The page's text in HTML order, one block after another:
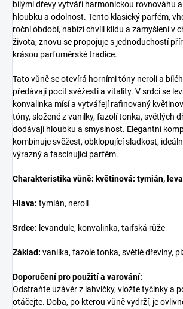
bílými dřevy vytváří harmonickou rovnováhu
hloubku a odolnost. Tento klasický parfém,
roční období, nabízí chvíli klidu a zamyšlení v
života, znovu se propojuje s jednoduchostí
krásou parfumérské tradice.
Tato vůně se otevírá horními tóny neroli a
předávají pocit svěžesti a vitality. V srdci se
konvalinka mísí a vytvářejí rafinovaný
tóny, složené z vanilky, fazolí tonka, světlých
dodávají hloubku a smyslnost. Elegantní
kombinuje svěžest, obklopující sladkost,
výrazný a fascinující parfém.
Charakteristika vůně: květinová: tymián,
Hlava: tymián, neroli
Srdce: levandule, konvalinka, taifská růže
Základ: vanilka, fazole tonka, světlé dřeviny,
Doporučení pro použití a varování:
Odstraňte uzávěr z lahvičky, vložte tyčinky a
otáčejte. Doba, po kterou vůně vydrží, je